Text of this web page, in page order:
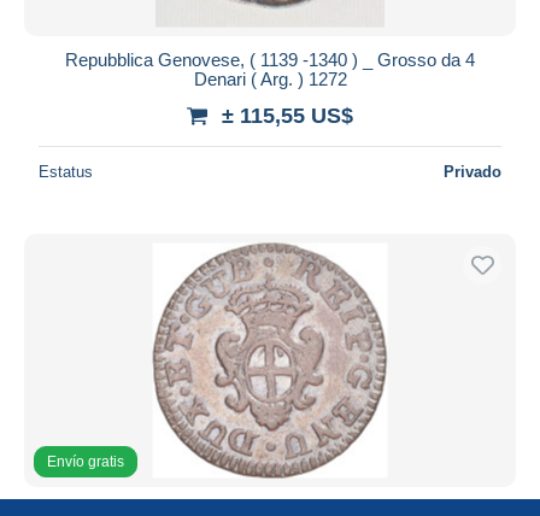
Repubblica Genovese, ( 1139 -1340 ) _ Grosso da 4
Denari ( Arg. ) 1272
± 115,55 US$
Estatus Privado
Envío gratis